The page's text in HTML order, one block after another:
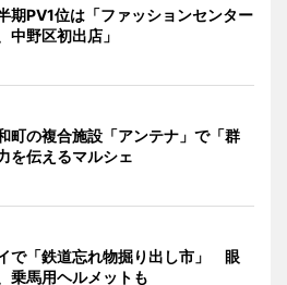
期PV1位は「ファッションセンター
中野区初出店」
町の複合施設「アンテナ」で「群
を伝えるマルシェ
で「鉄道忘れ物掘り出し市」 眼
乗馬用ヘルメットも